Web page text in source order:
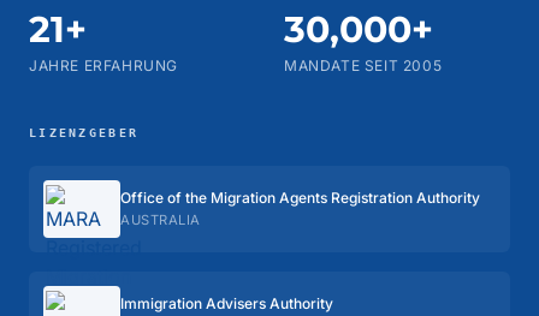
21+
JAHRE ERFAHRUNG
30,000+
MANDATE SEIT 2005
LIZENZGEBER
Office of the Migration Agents Registration Authority
AUSTRALIA
Immigration Advisers Authority